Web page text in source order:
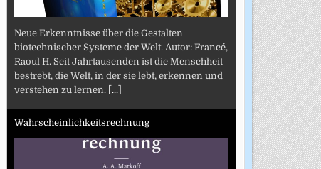
Neue Erkenntnisse über die Gestalten
biotechnischer Systeme der Welt. Autor: Francé,
Raoul H. Seit Jahrtausenden ist die Menschheit
bestrebt, die Welt, in der sie lebt, erkennen und
verstehen zu lernen. [...]
Wahrscheinlichkeitsrechnung